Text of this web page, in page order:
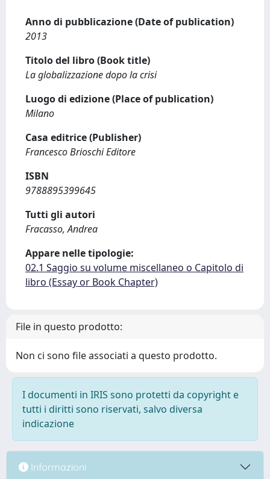
Anno di pubblicazione (Date of publication)
2013
Titolo del libro (Book title)
La globalizzazione dopo la crisi
Luogo di edizione (Place of publication)
Milano
Casa editrice (Publisher)
Francesco Brioschi Editore
ISBN
9788895399645
Tutti gli autori
Fracasso, Andrea
Appare nelle tipologie:
02.1 Saggio su volume miscellaneo o Capitolo di
libro (Essay or Book Chapter)
File in questo prodotto:
Non ci sono file associati a questo prodotto.
I documenti in IRIS sono protetti da copyright e
tutti i diritti sono riservati, salvo diversa
indicazione
Informazioni